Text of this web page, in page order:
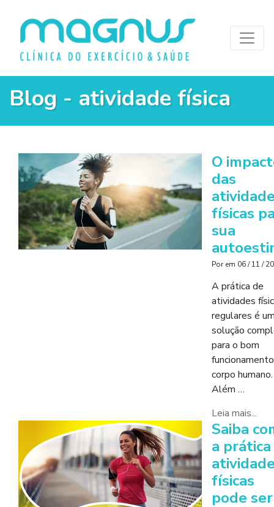
Blog - atividade física
O
das
físicas
sua
Porem 06 / 11 /
A prática de
atividades
regulares é
solução
para o bom
corpo humano.
Além …
Leia mais...
Saiba
a
físicas
pode ser